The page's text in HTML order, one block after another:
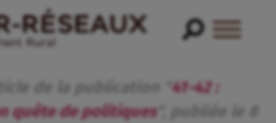
de la publication " 41-42 :
quête de politiques", publiée le